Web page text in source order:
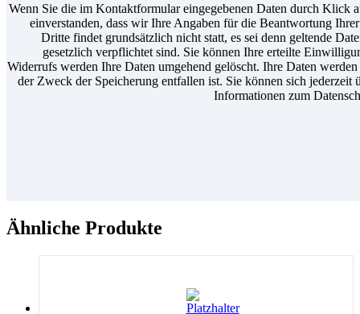
Wenn Sie die im Kontaktformular eingegebenen Daten durch Klick
einverstanden, dass wir Ihre Angaben für die Beantwortung
Dritte findet grundsätzlich nicht statt, es sei denn geltende
gesetzlich verpflichtet sind. Sie können Ihre erteilte
Widerrufs werden Ihre Daten umgehend gelöscht. Ihre Daten
der Zweck der Speicherung entfallen ist. Sie können sich
Informationen zum
Ähnliche Produkte